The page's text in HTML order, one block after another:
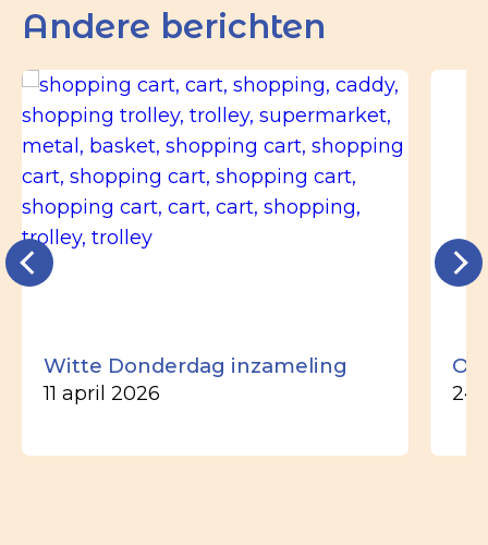
Andere berichten
Witte Donderdag inzameling
11 april 2026 24